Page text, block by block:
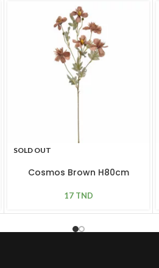
SOLD OUT
Cosmos Brown H80cm
17 TND